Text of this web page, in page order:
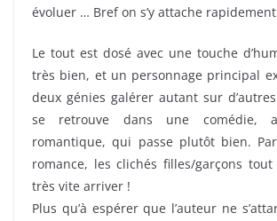
évoluer … Bref on s’y attache
Le tout est dosé avec une touche
très bien, et un personnage principal
deux génies galérer autant sur
se retrouve dans une comédie,
romantique, qui passe plutôt bien.
romance, les clichés filles/garçons
très vite arriver !
Plus qu’à espérer que l’auteur ne